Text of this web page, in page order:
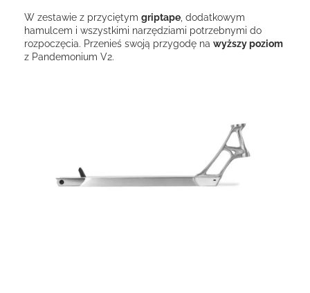
W zestawie z przyciętym griptape, dodatkowym
hamulcem i wszystkimi narzędziami potrzebnymi do
rozpoczęcia. Przenieś swoją przygodę na wyższy poziom
z Pandemonium V2.